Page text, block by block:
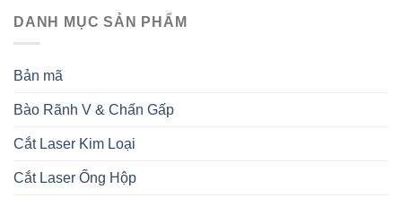
DANH MỤC SẢN PHẨM
Bản mã
Bào Rãnh V & Chấn Gấp
Cắt Laser Kim Loại
Cắt Laser Ống Hộp